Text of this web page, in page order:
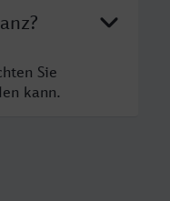
Sie
kann.